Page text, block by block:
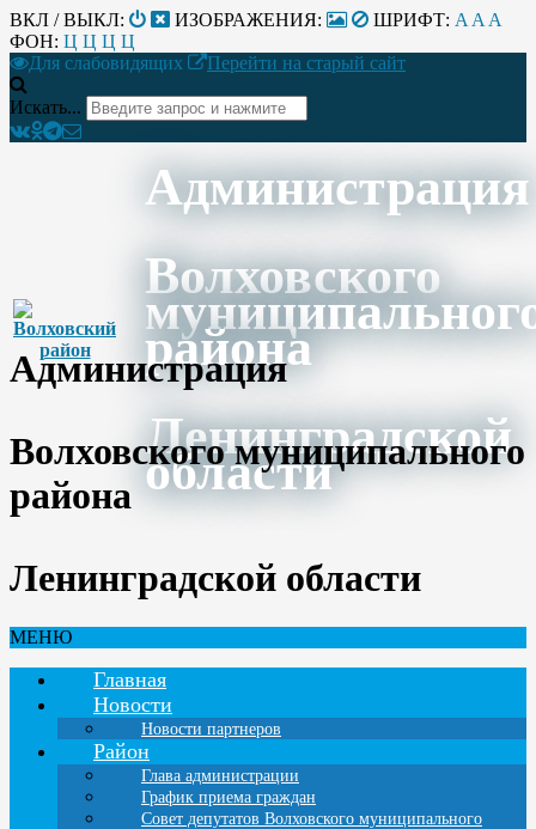
ВКЛ / ВЫКЛ: ИЗОБРАЖЕНИЯ: ШРИФТ: A A A
ФОН: Ц Ц Ц Ц
Для слабовидящих
Перейти на старый сайт
Искать...
Администрация
Волховского
района
Ленинградской
области
Администрация
Волховского муниципального
района
Ленинградской области
МЕНЮ
Главная
Новости
Новости партнеров
Район
Глава администрации
График приема граждан
Совет депутатов Волховского муниципального